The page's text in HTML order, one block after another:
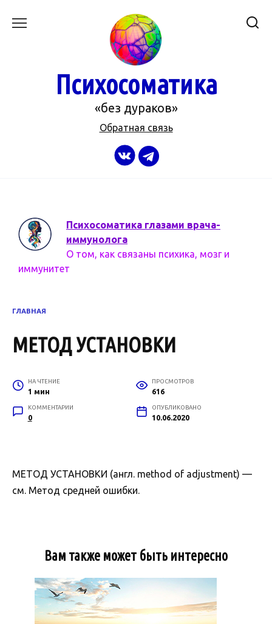
Психосоматика
«без дураков»
Обратная связь
Психосоматика глазами врача-
иммунолога
О том, как связаны психика, мозг и
иммунитет
ГЛАВНАЯ
МЕТОД УСТАНОВКИ
НА ЧТЕНИЕ
1 мин
ПРОСМОТРОВ
616
КОММЕНТАРИИ
0
ОПУБЛИКОВАНО
10.06.2020
МЕТОД УСТАНОВКИ (англ. method of adjustment) —
см. Метод средней ошибки.
Вам также может быть интересно